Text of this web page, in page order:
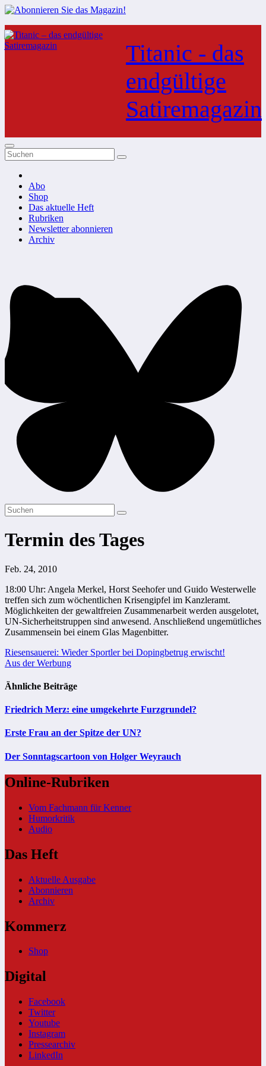
Zum
Inhalt
springen
Titanic - das
endgültige
Satiremagazin
Abo
Shop
Das aktuelle Heft
Rubriken
Newsletter abonnieren
Archiv
Termin des Tages
Feb. 24, 2010
18:00 Uhr: Angela Merkel, Horst Seehofer und Guido Westerwelle
treffen sich zum wöchentlichen Krisengipfel im Kanzleramt.
Möglichkeiten der gewaltfreien Zusammenarbeit werden ausgelotet,
UN-Sicherheitstruppen sind anwesend. Anschließend ungemütliches
Zusammensein bei einem Glas Magenbitter.
Beitragsnavigation
Riesensauerei: Wieder Sportler bei Dopingbetrug erwischt!
Aus der Werbung
Ähnliche Beiträge
Friedrich Merz: eine umgekehrte Furzgrundel?
Erste Frau an der Spitze der UN?
Der Sonntagscartoon von Holger Weyrauch
Online-Rubriken
Vom Fachmann für Kenner
Humorkritik
Audio
Das Heft
Aktuelle Ausgabe
Abonnieren
Archiv
Kommerz
Shop
Digital
Facebook
Twitter
Youtube
Instagram
Pressearchiv
LinkedIn